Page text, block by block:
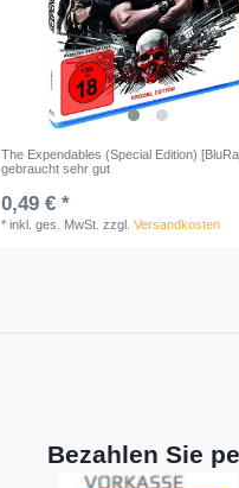
The Expendables (Special Edition)
gebraucht sehr gut
0,49 € *
*inkl. ges. MwSt. zzgl.Versandkosten
Bezahlen Sie